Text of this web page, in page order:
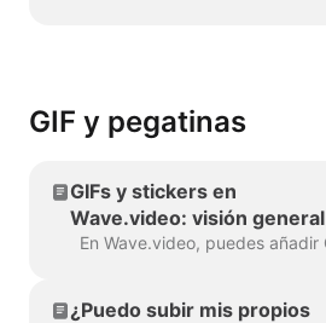
GIF y pegatinas
GIFs y stickers en
Wave.video: visión general
¿Puedo subir mis propios